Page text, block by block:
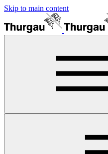
Skip to main content